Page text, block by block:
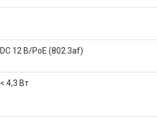
DC 12 В/PoE (802.3af)
< 4,3 Вт